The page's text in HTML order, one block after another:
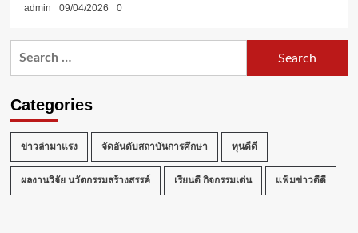
admin 09/04/2026 0
Categories
ข่าวล่ามาแรง จัดอันดับสถาบันการศึกษา ทุนดีดี
ผลงานวิจัย นวัตกรรมสร้างสรรค์ เรียนดี กิจกรรมเด่น แฟ้มข่าวดีดี